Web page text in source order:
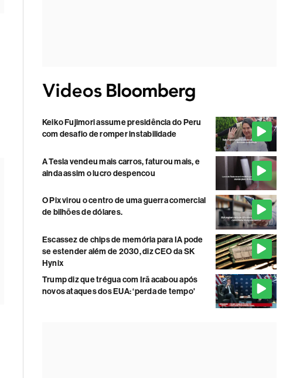
Keiko Fujimori assume presidência do Peru
com desafio de romper instabilidade
A Tesla vendeu mais carros, faturou mais, e
ainda assim o lucro despencou
O Pix virou o centro de uma guerra comercial
de bilhões de dólares.
Escassez de chips de memória para IA pode
se estender além de 2030, diz CEO da SK
Hynix
Trump diz que trégua com Irã acabou após
novos ataques dos EUA: ‘perda de tempo'